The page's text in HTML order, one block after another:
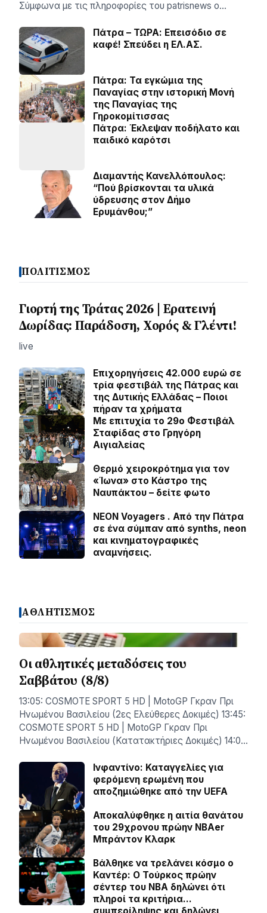
Σύμφωνα με τις πληροφορίες του patrisnews ο…
Πάτρα – ΤΩΡΑ: Επεισόδιο σε
καφέ! Σπεύδει η ΕΛ.ΑΣ.
Πάτρα: Τα εγκώμια της
Παναγίας στην ιστορική Μονή
της Παναγίας της
Γηροκομίτισσας
Πάτρα: Έκλεψαν ποδήλατο και
παιδικό καρότσι
Διαμαντής Κανελλόπουλος:
“Πού βρίσκονται τα υλικά
ύδρευσης στον Δήμο
Ερυμάνθου;”
ΠΟΛΙΤΙΣΜΟΣ
Γιορτή της Τράτας 2026 | Ερατεινή
Δωρίδας: Παράδοση, Χορός & Γλέντι!
live
Επιχορηγήσεις 42.000 ευρώ σε
τρία φεστιβάλ της Πάτρας και
της Δυτικής Ελλάδας – Ποιοι
πήραν τα χρήματα
Με επιτυχία το 29ο Φεστιβάλ
Σταφίδας στο Γρηγόρη
Aιγιαλείας
Θερμό χειροκρότημα για τον
«Ίωνα» στο Κάστρο της
Ναυπάκτου – δείτε φωτο
NEON Voyagers . Από την Πάτρα
σε ένα σύμπαν από synths, neon
και κινηματογραφικές
αναμνήσεις.
ΑΘΛΗΤΙΣΜΟΣ
Οι αθλητικές μεταδόσεις του
Σαββάτου (8/8)
13:05: COSMOTE SPORT 5 HD | MotoGP Γκραν Πρι
Ηνωμένου Βασιλείου (2ες Ελεύθερες Δοκιμές) 13:45:
COSMOTE SPORT 5 HD | MotoGP Γκραν Πρι
Ηνωμένου Βασιλείου (Κατατακτήριες Δοκιμές) 14:0…
Ινφαντίνο: Καταγγελίες για
φερόμενη ερωμένη που
αποζημιώθηκε από την UEFA
Αποκαλύφθηκε η αιτία θανάτου
του 29χρονου πρώην NBAer
Μπράντον Κλαρκ
Βάλθηκε να τρελάνει κόσμο ο
Καντέρ: Ο Τούρκος πρώην
σέντερ του NBA δηλώνει ότι
πληροί τα κριτήρια…